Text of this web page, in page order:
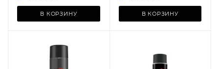
В КОРЗИНУ В КОРЗИНУ